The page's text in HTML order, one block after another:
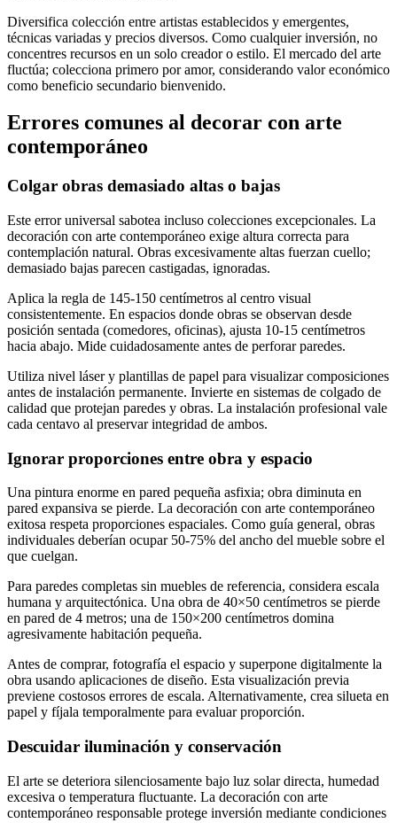
Diversifica colección entre artistas establecidos y emergentes,
técnicas variadas y precios diversos. Como cualquier inversión, no
concentres recursos en un solo creador o estilo. El mercado del arte
fluctúa; colecciona primero por amor, considerando valor económico
como beneficio secundario bienvenido.
Errores comunes al decorar con arte
contemporáneo
Colgar obras demasiado altas o bajas
Este error universal sabotea incluso colecciones excepcionales. La
decoración con arte contemporáneo exige altura correcta para
contemplación natural. Obras excesivamente altas fuerzan cuello;
demasiado bajas parecen castigadas, ignoradas.
Aplica la regla de 145-150 centímetros al centro visual
consistentemente. En espacios donde obras se observan desde
posición sentada (comedores, oficinas), ajusta 10-15 centímetros
hacia abajo. Mide cuidadosamente antes de perforar paredes.
Utiliza nivel láser y plantillas de papel para visualizar composiciones
antes de instalación permanente. Invierte en sistemas de colgado de
calidad que protejan paredes y obras. La instalación profesional vale
cada centavo al preservar integridad de ambos.
Ignorar proporciones entre obra y espacio
Una pintura enorme en pared pequeña asfixia; obra diminuta en
pared expansiva se pierde. La decoración con arte contemporáneo
exitosa respeta proporciones espaciales. Como guía general, obras
individuales deberían ocupar 50-75% del ancho del mueble sobre el
que cuelgan.
Para paredes completas sin muebles de referencia, considera escala
humana y arquitectónica. Una obra de 40×50 centímetros se pierde
en pared de 4 metros; una de 150×200 centímetros domina
agresivamente habitación pequeña.
Antes de comprar, fotografía el espacio y superpone digitalmente la
obra usando aplicaciones de diseño. Esta visualización previa
previene costosos errores de escala. Alternativamente, crea silueta en
papel y fíjala temporalmente para evaluar proporción.
Descuidar iluminación y conservación
El arte se deteriora silenciosamente bajo luz solar directa, humedad
excesiva o temperatura fluctuante. La decoración con arte
contemporáneo responsable protege inversión mediante condiciones